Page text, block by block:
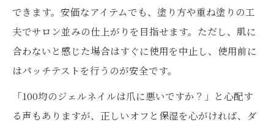
できます。安価なアイテムでも、塗り方や重ね塗りの工
夫でサロン並みの仕上がりを目指せます。ただし、肌に
合わないと感じた場合はすぐに使用を中止し、使用前に
はパッチテストを行うのが安全です。
「100均のジェルネイルは爪に悪いですか？」と心配す
る声もありますが、正しいオフと保湿を心がければ、ダ